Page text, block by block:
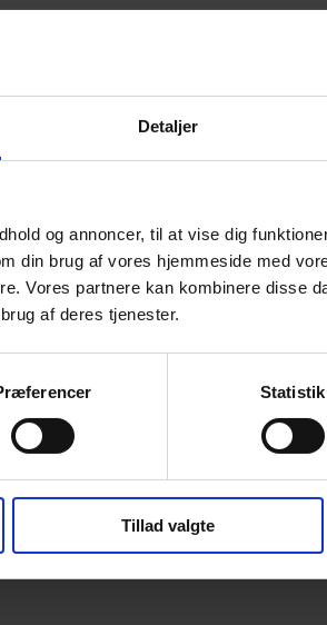
Detaljer
og annoncer, til at vise dig
din brug af vores hjemmeside med
Vores partnere kan kombinere disse
af deres tjenester.
Statistik
Tillad valgte